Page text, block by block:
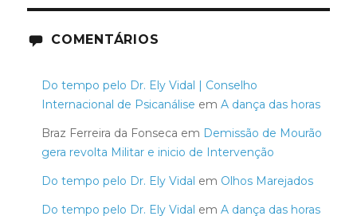
COMENTÁRIOS
Do tempo pelo Dr. Ely Vidal | Conselho
Internacional de Psicanálise em A dança das horas
Braz Ferreira da Fonseca em Demissão de Mourão
gera revolta Militar e inicio de Intervenção
Do tempo pelo Dr. Ely Vidal em Olhos Marejados
Do tempo pelo Dr. Ely Vidal em A dança das horas